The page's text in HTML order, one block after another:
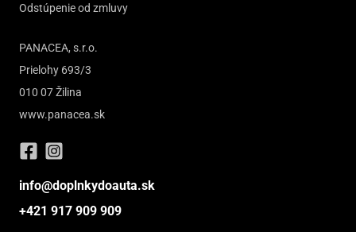
Odstúpenie od zmluvy
PANACEA, s.r.o.
Prielohy 693/3
010 07 Žilina
www.panacea.sk
info@doplnkydoauta.sk
+421 917 909 909